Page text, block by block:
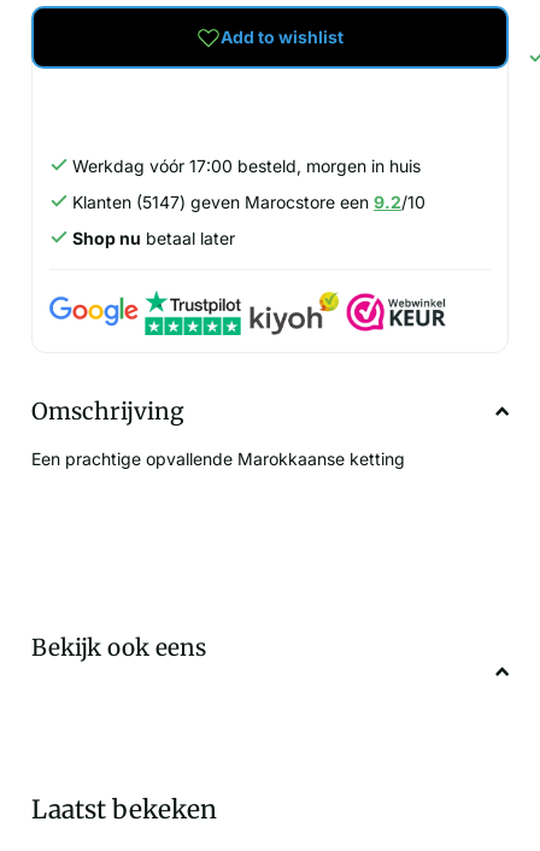
Add to wishlist
Werkdag vóór 17:00 besteld, morgen in huis
Klanten (5147) geven Marocstore een 9.2/10
Shop nu betaal later
Omschrijving
Een prachtige opvallende Marokkaanse ketting
Bekijk ook eens
Laatst bekeken